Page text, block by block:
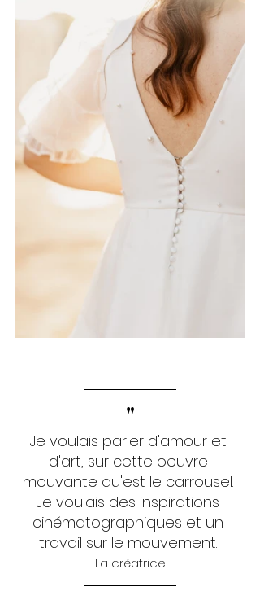
"
Je voulais parler d'amour et
d'art, sur cette oeuvre
mouvante qu'est le carrousel.
Je voulais des inspirations
cinématographiques et un
travail sur le mouvement.
La créatrice